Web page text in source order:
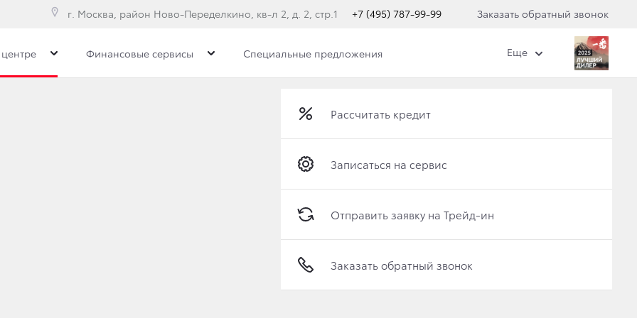
г. Москва, район Ново-Переделкино, кв-л 2, д. 2, стр.1 +7 (495) 787-99-99 Заказать обратный звонок
Получить консультацию по кредиту
Отправить заявку на Трейд-ин
Записаться на сервис
Заказать обратный звонок
Toyota 20 мая
Новые авто в наличии
Записаться на тест-драйв
Отправить заявку на Трейд-ин
Записаться на сервис
Финансовые сервисы
Рассчитать кредит
Записаться на сервис
Отправить заявку на Трейд-ин
Заказать обратный звонок
Специальные предложения Еще
автомобилей Toyota 20 мая
ПРИЗНАН САМЫМ ЖЕЛАННЫМ